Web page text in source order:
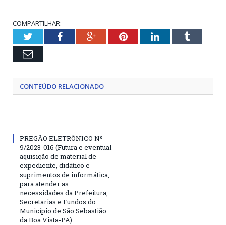
COMPARTILHAR:
TwitterFacebookGoogle+PinterestLinkedInTumblr
Email
CONTEÚDO RELACIONADO
PREGÃO ELETRÔNICO Nº
9/2023-016 (Futura e eventual
aquisição de material de
expediente, didático e
suprimentos de informática,
para atender as
necessidades da Prefeitura,
Secretarias e Fundos do
Município de São Sebastião
da Boa Vista-PA)